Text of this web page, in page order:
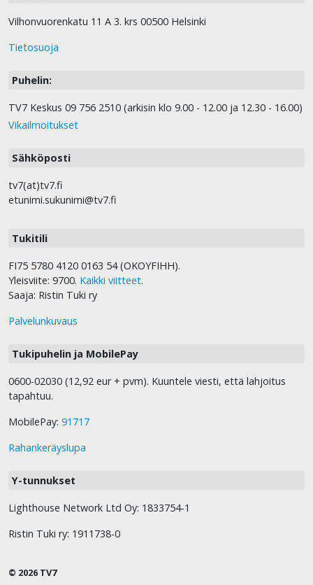
Vilhonvuorenkatu 11 A 3. krs 00500 Helsinki
Tietosuoja
Puhelin:
TV7 Keskus 09 756 2510 (arkisin klo 9.00 - 12.00 ja 12.30 - 16.00)
Vikailmoitukset
Sähköposti
tv7(at)tv7.fi
etunimi.sukunimi@tv7.fi
Tukitili
FI75 5780 4120 0163 54 (OKOYFIHH).
Yleisviite: 9700. Kaikki viitteet.
Saaja: Ristin Tuki ry
Palvelunkuvaus
Tukipuhelin ja MobilePay
0600-02030 (12,92 eur + pvm). Kuuntele viesti, että lahjoitus
tapahtuu.
MobilePay: 91717
Rahankeräyslupa
Y-tunnukset
Lighthouse Network Ltd Oy: 1833754-1
Ristin Tuki ry: 1911738-0
© 2026 TV7